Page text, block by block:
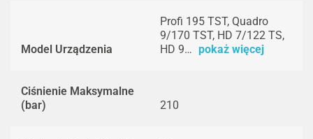
Model Urządzenia
Profi 195 TST, Quadro
9/170 TST, HD 7/122 TS,
HD 9… pokaż więcej
Ciśnienie Maksymalne
(bar)
210